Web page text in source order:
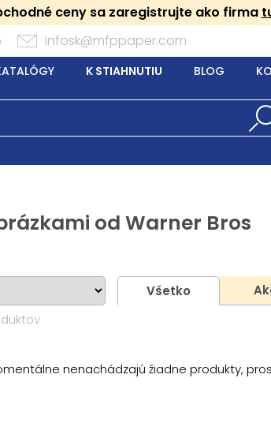
ceny sa zaregistrujte ako firma
infosk@mfppaper.com
K STIAHNUTIU BLOG
od Warner Bros
Všetko
nenachádzajú žiadne produkty,